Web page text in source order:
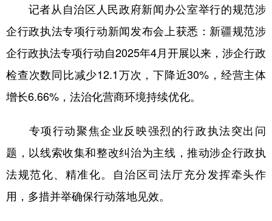
云游新疆 云端悦读 云看书画 光影新疆
人事频道 融媒体联播 廉政频道 新华视角看新疆
地方频道
辽宁 吉林 上海 江苏
山东 河南
记者从自治区人民政府新闻办公室举行的规范涉
企行政执法专项行动新闻发布会上获悉：新疆规范涉
企行政执法专项行动自2025年4月开展以来，涉企行政
检查次数同比减少12.1万次，下降近30%，经营主体
增长6.66%，法治化营商环境持续优化。
专项行动聚焦企业反映强烈的行政执法突出问
题，以线索收集和整改纠治为主线，推动涉企行政执
法规范化、精准化。自治区司法厅充分发挥牵头作
用，多措并举确保行动落地见效。